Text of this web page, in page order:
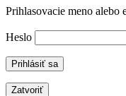
Prihlasovacie meno alebo
Heslo
Zatvoriť